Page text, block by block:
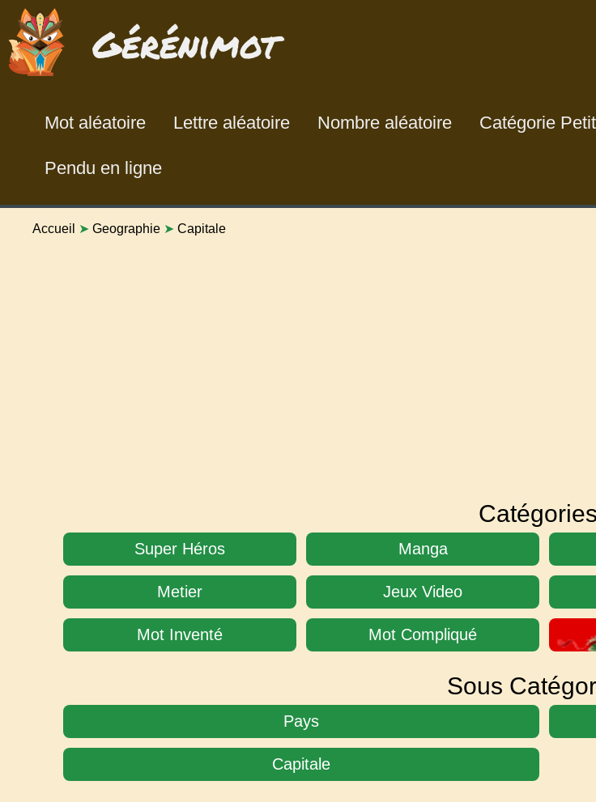
Gérénimot
Mot aléatoire Lettre aléatoire Nombre aléatoire Catégorie
Pendu en ligne
Accueil ➤ Geographie ➤ Capitale
Super Héros Manga
Metier Jeux Video
Mot Inventé Mot Compliqué
Sous
Pays
Capitale